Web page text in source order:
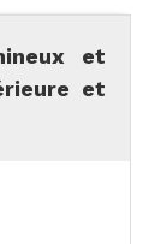
et
et